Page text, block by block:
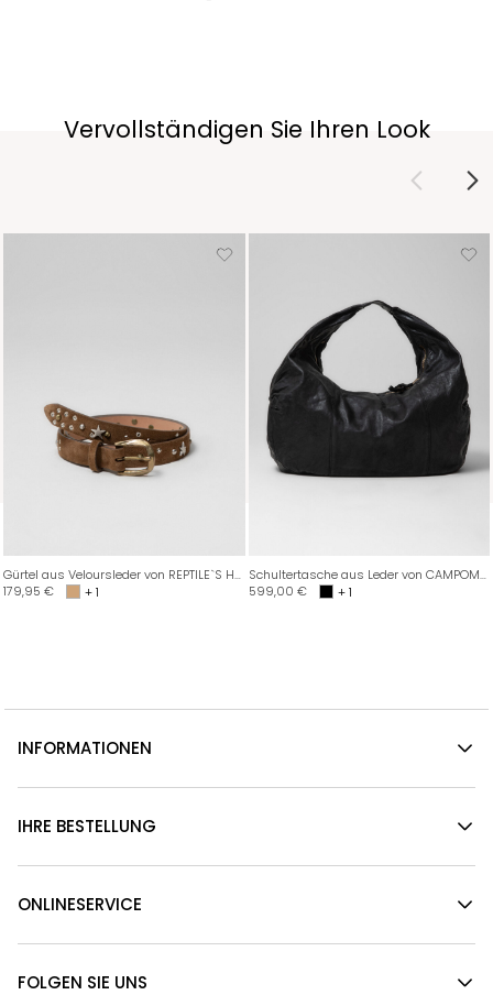
Vervollständigen Sie Ihren Look
Gürtel aus Veloursleder von REPTILE`S HOUSE
179,95 € + 1
Schultertasche aus Leder von CAMPOMAGGI
599,00 € + 1
INFORMATIONEN
IHRE BESTELLUNG
ONLINESERVICE
FOLGEN SIE UNS